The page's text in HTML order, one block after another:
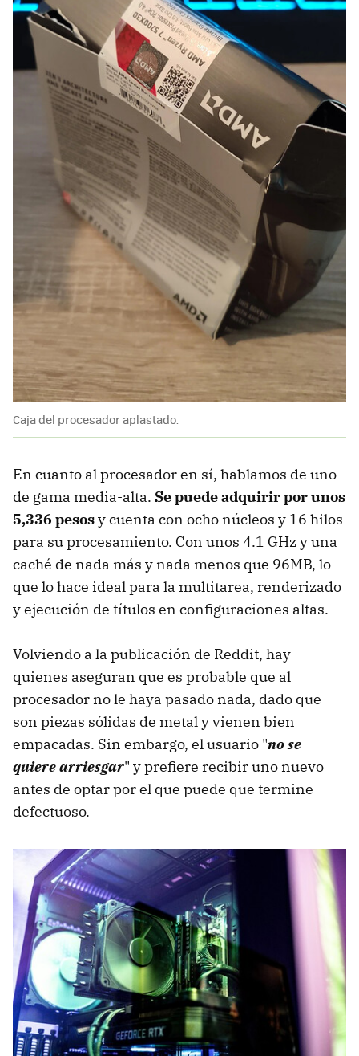
Caja del procesador aplastado.
En cuanto al procesador en sí, hablamos de uno
de gama media-alta. Se puede adquirir por unos
5,336 pesosy cuenta con ocho núcleos y 16 hilos
para su procesamiento. Con unos 4.1 GHz y una
caché de nada más y nada menos que 96MB, lo
que lo hace ideal para la multitarea, renderizado
y ejecución de títulos en configuraciones altas.
Volviendo a la publicación de Reddit, hay
quienes aseguran que es probable que al
procesador no le haya pasado nada, dado que
son piezas sólidas de metal y vienen bien
empacadas. Sin embargo, el usuario "no se
quiere arriesgar" y prefiere recibir uno nuevo
antes de optar por el que puede que termine
defectuoso.